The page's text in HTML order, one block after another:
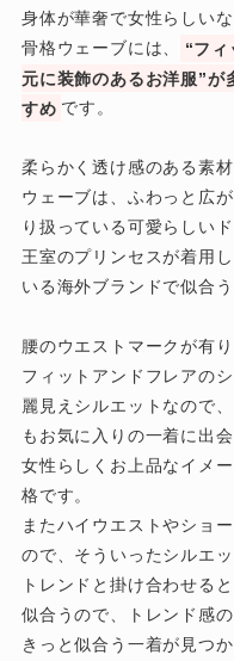
身体が華奢で女性らしい
骨格ウェーブには、
“フ
元に装飾のあるお洋服”が
すめ です。
柔らかく透け感のある素
ウェーブは、ふわっと広
り扱っている可愛らしい
王室のプリンセスが着用
いる海外ブランドで似合
腰のウエストマークが有
フィットアンドフレアの
麗見えシルエットなので
もお気に入りの一着に出
女性らしくお上品なイメ
格です。
またハイウエストやショ
ので、そういったシルエ
トレンドと掛け合わせる
似合うので、トレンド感
きっと似合う一着が見つか